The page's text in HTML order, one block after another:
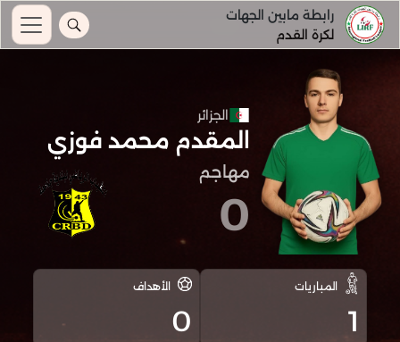
رابطة مابين الجهات
لكرة القدم
الجزائر
المقدم محمد فوزي
مهاجم
0
المباريات
1
الأهداف
0